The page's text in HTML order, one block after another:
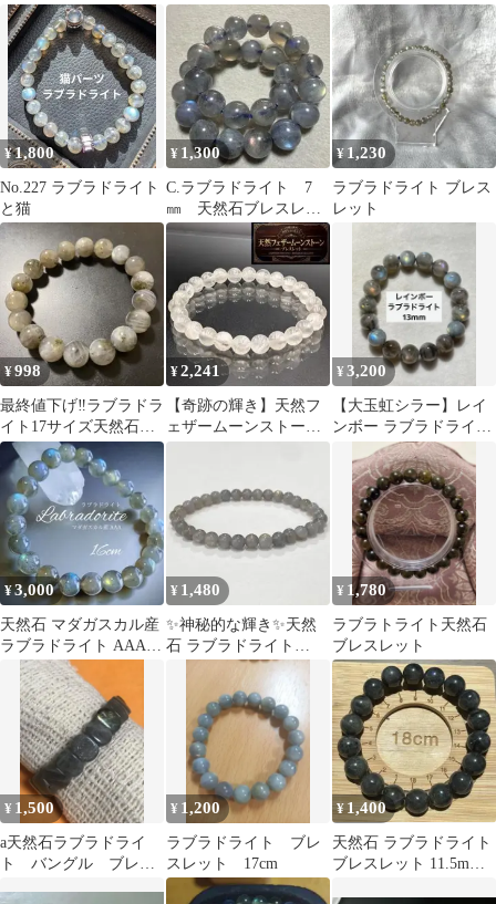
ブレスレット 15cm
ーストーン 2本set
内径17cm
¥1,800
No.227 ラブラドライト
と猫
¥ 1,300
C.ラブラドライト 7
㎜ 天然石ブレスレッ
ト
¥ 1,230
ラブラドライト ブレス
レット
¥998
最終値下げ‼️ラブラドラ
イト17サイズ天然石ブ
レスレット
¥2,241
【奇跡の輝き】天然フ
ェザームーンストーン
7.3mmブレスレット神
¥3,200
【大玉虹シラー】レイ
ンボー ラブラドライ
ト 13mmブレスレット
¥3,000
天然石 マダガスカル産
ラブラドライト AAA ブ
レスレット パワースト
ーン
¥ 1,480
✨神秘的な輝き✨天然
石 ラブラドライト
5.8mm ブレスレット
¥ 1,780
ラブラトライト天然石
ブレスレット
¥ 1,500
a天然石ラブラドライ
ト バングル ブレス
¥ 1,200
ラブラドライト ブレ
スレット 17cm
¥ 1,400
天然石 ラブラドライト
ブレスレット 11.5mm